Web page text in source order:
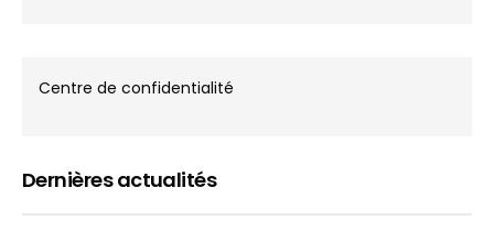
Centre de confidentialité
Dernières actualités